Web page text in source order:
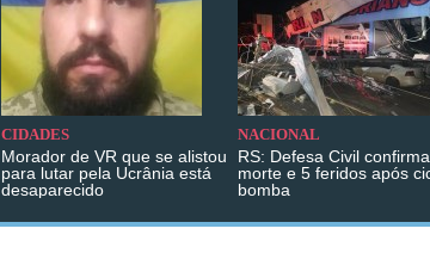
CIDADES
Morador de VR que se alistou
para lutar pela Ucrânia está
desaparecido
NACIONAL
RS: Defesa Civil
morte e 5 feridos após
bomba